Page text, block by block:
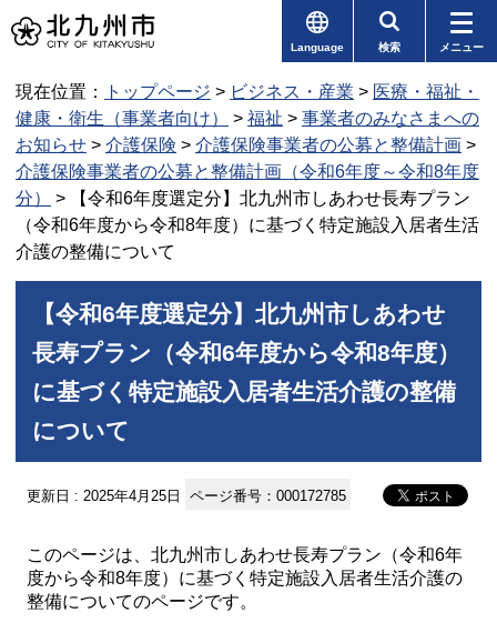
Language 検索 メニュー
現在位置： トップページ > ビジネス・産業 > 医療・福祉・
健康・衛生（事業者向け）
> 福祉 > 事業者のみなさまへの
お知らせ > 介護保険 > 介護保険事業者の公募と整備計画 >
介護保険事業者の公募と整備計画（令和6年度～令和8年度
分）
> 【令和6年度選定分】北九州市しあわせ長寿プラン
（令和6年度から令和8年度）に基づく特定施設入居者生活
介護の整備について
【令和6年度選定分】北九州市しあわせ
長寿プラン（令和6年度から令和8年度）
に基づく特定施設入居者生活介護の整備
について
更新日 : 2025年4月25日 ページ番号：000172785
このページは、北九州市しあわせ長寿プラン（令和6年
度から令和8年度）に基づく特定施設入居者生活介護の
整備についてのページです。